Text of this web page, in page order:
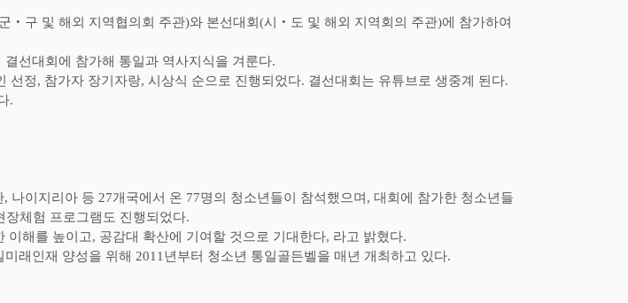
군 ‧ 구 및 해외 지역협의회 주관)와 본선대회 (시 ‧ 도 및 해외 지역회의 주관)에 참가하여
결선대회에 참가해 통일과 역사지식을 겨룬다.
선정, 참가자 장기자랑, 시상식 순으로 진행되었다. 결선대회는 유튜브로 생중계 된다.
.
, 나이지리아 등 27개국에서 온 77명의 청소년들이 참석했으며 , 대회에 참가한 청소년들
장체험 프로그램도 진행되었다.
이해를 높이고, 공감대 확산에 기여할 것으로 기대한다, 라고 밝혔다.
래인재 양성을 위해 2011 년부터 청소년 통일골든벨을 매년 개최하고 있다.